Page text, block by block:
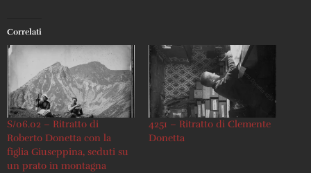
Correlati
S/06.02 – Ritratto di
Roberto Donetta con la
figlia Giuseppina, seduti su
un prato in montagna
4251 – Ritratto di Clemente
Donetta